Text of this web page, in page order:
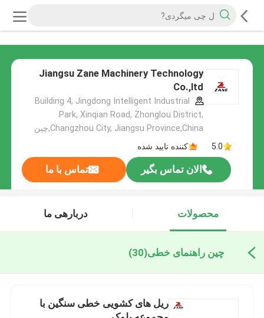
Jiangsu Zane Machinery Technology
Co.,ltd
Building 4, Jingdong Intelligent Industrial
Park, Xinqian Road, Zhonglou District,
Changzhou City, Jiangsu Province,China,چین
5.0
کننده تایید شده
الان تماس بگیر تماس با ما
محصولات دربارهی ما
چین راهنمای خطی(30)
ریل های کشویی خطی سنگین با